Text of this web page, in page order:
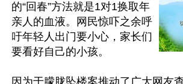
的“回春”方法就是1对1换取年
亲人的血液。网民惊吓之余呼
吁年轻人出门要小心，家长们
要看好自己的小孩。
因为于朦胧坠楼案推动了广大网友